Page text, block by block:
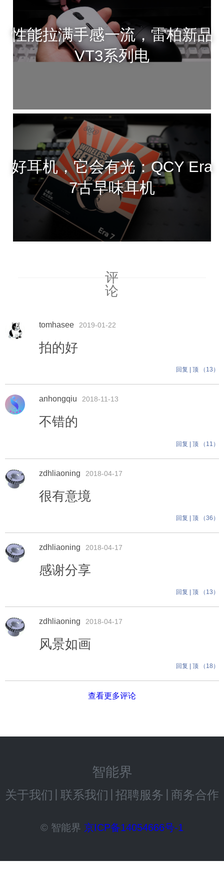
性能拉满手感一流，雷柏新品
VT3系列电
好耳机，它会有光：QCY Era
7古早味耳机
评
论
tomhasee 2019-01-22
拍的好
回复 顶 （ 13 ）
anhongqiu 2018-11-13
不错的
回复 | 顶 （ 11 ）
zdhliaoning 2018-04-17
很有意境
回复 | 顶 （36 ）
zdhliaoning 2018-04-17
感谢分享
回复 | 顶 （ 13 ）
zdhliaoning 2018-04-17
风景如画
回复 顶 （ 18 ）
查看更多评论
智能界
关于我们丨联系我们丨招聘服务丨商务合作
© 智能界 京ICP备14054666号-1